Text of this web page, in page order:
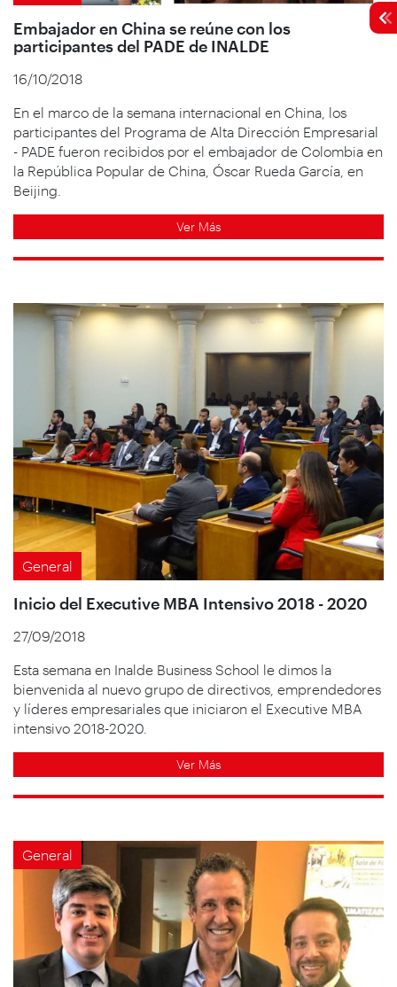
Embajador en China se reúne con los
participantes del PADE de INALDE
16/10/2018
En el marco de la semana internacional en China, los
participantes del Programa de Alta Dirección Empresarial
- PADE fueron recibidos por el embajador de Colombia en
la República Popular de China, Óscar Rueda García, en
Beijing.
Ver Más
General
Inicio del Executive MBA Intensivo 2018 - 2020
27/09/2018
Esta semana en Inalde Business School le dimos la
bienvenida al nuevo grupo de directivos, emprendedores
y líderes empresariales que iniciaron el Executive MBA
intensivo 2018-2020.
Ver Más
General